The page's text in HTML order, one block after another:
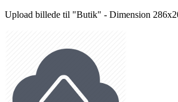
Upload billede til "Butik" - Dimension